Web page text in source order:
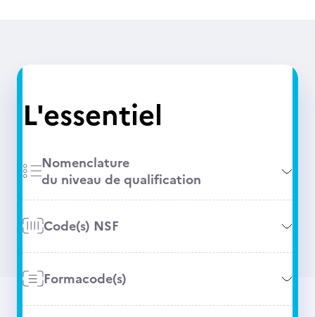
L'essentiel
Nomenclature
du niveau de qualification
Code(s) NSF
Formacode(s)